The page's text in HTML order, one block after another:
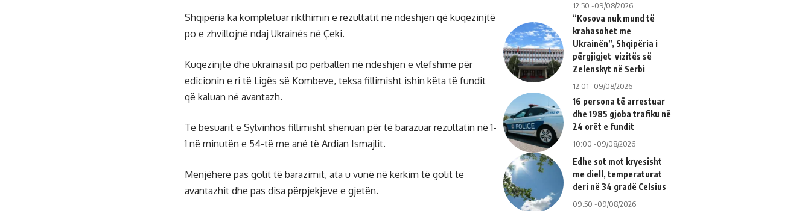
Shqipëria ka kompletuar rikthimin e rezultatit në ndeshjen që kuqezinjtë
po e zhvillojnë ndaj Ukrainës në Çeki.
Kuqezinjtë dhe ukrainasit po përballen në ndeshjen e vlefshme për
edicionin e ri të Ligës së Kombeve, teksa fillimisht ishin këta të fundit
që kaluan në avantazh.
Të besuarit e Sylvinhos fillimisht shënuan për të barazuar rezultatin në 1-
1 në minutën e 54-të me anë të Ardian Ismajlit.
Menjëherë pas golit të barazimit, ata u vunë në kërkim të golit të
avantazhit dhe pas disa përpjekjeve e gjetën.
12:50 -09/08/2026
“Kosova nuk mund të
krahasohet me
Ukrainën”, Shqipëria i
përgjigjet vizitës së
Zelenskyt në Serbi
12:01 -09/08/2026
16 persona të arrestuar
dhe 1985 gjoba trafiku në
24 orët e fundit
10:00 -09/08/2026
Edhe sot mot kryesisht
me diell, temperaturat
deri në 34 gradë Celsius
09:50 -09/08/2026